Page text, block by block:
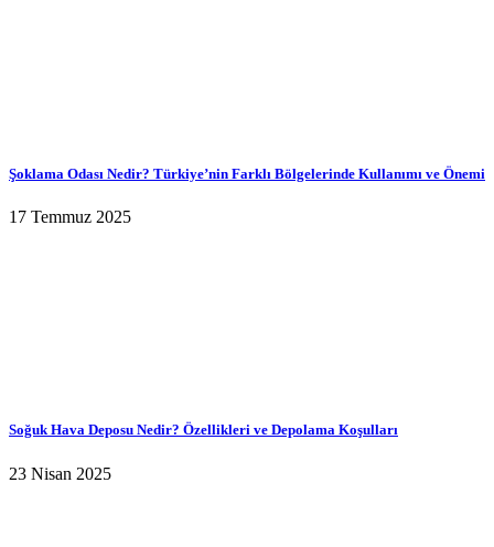
Şoklama Odası Nedir? Türkiye’nin Farklı Bölgelerinde Kullanımı ve Önemi
17 Temmuz 2025
Soğuk Hava Deposu Nedir? Özellikleri ve Depolama Koşulları
23 Nisan 2025